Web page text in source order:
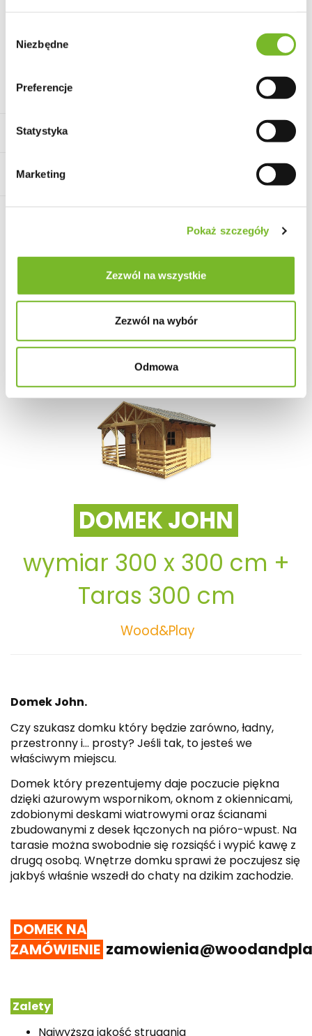
zgody
Niezbędne
Preferencje
Statystyka
Marketing
Pokaż szczegóły
Zezwól na wszystkie
Zezwól na wybór
Odmowa
Koszt dostawy do 150km od
Gorzowa Wlkp. ( +48 510 956
Zadaj pytanie
Pobierz produkt do PDF
OPIS
DANE TECHNICZNE
CHARAKTERYSTYKA DREWNA
DOMEK JOHN
wymiar 300 x 300 cm +
Taras 300 cm
Wood&Play
Domek John.
Czy szukasz domku który będzie zarówno, ładny,
przestronny i... prosty? Jeśli tak, to jesteś we
właściwym miejscu.
Domek który prezentujemy daje poczucie piękna
dzięki ażurowym wspornikom, oknom z okiennicami,
zdobionymi deskami wiatrowymi oraz ścianami
zbudowanymi z desek łączonych na pióro-wpust. Na
tarasie można swobodnie się rozsiąść i wypić kawę z
drugą osobą. Wnętrze domku sprawi że poczujesz się
jakbyś właśnie wszedł do chaty na dzikim zachodzie.
DOMEK NA
ZAMÓWIENIE
Zalety
Najwyższa jakość strugania